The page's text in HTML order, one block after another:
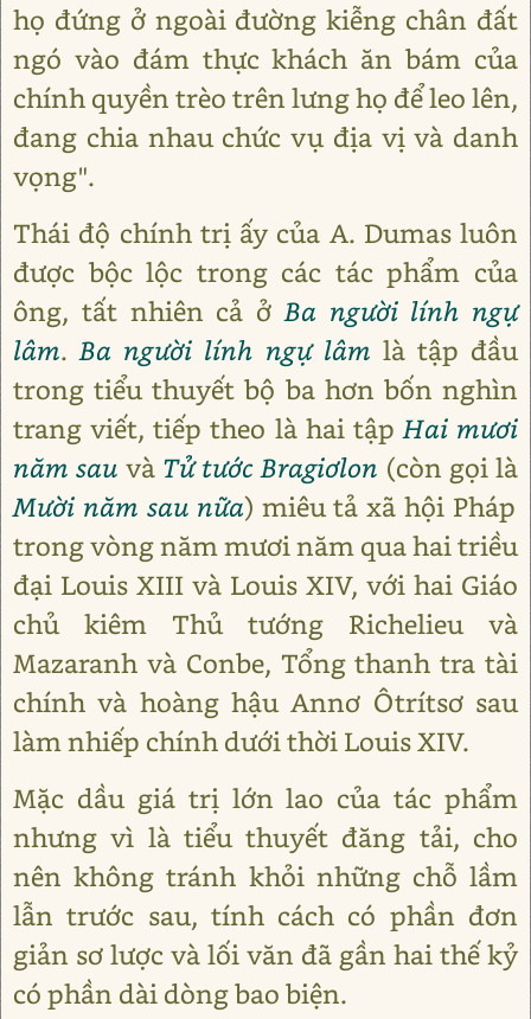
họ đứng ở ngoài đường kiễng chân đất
ngó vào đám thực khách ăn bám của
chính quyền trèo trên lưng họ để leo lên,
đang chia nhau chức vụ địa vị và danh
vọng".
Thái độ chính trị ấy của A. Dumas luôn
được bộc lộc trong các tác phẩm của
ông, tất nhiên cả ởBa người lính ngự
lâm.Ba người lính ngự lâm là tập đầu
trong tiểu thuyết bộ ba hơn bốn nghìn
trang viết, tiếp theo là hai tậpHai mươi
năm sau và Tử tước Bragiơlon (còn gọi là
Mười năm sau nữa) miêu tả xã hội Pháp
trong vòng năm mươi năm qua hai triều
đại Louis XIII và Louis XIV, với hai Giáo
chủ kiêm Thủ tướng Richelieu và
Mazaranh và Conbe, Tổng thanh tra tài
chính và hoàng hậu Annơ Ôtrítsơ sau
làm nhiếp chính dưới thời Louis XIV.
Mặc dầu giá trị lớn lao của tác phẩm
nhưng vì là tiểu thuyết đăng tải, cho
nên không tránh khỏi những chỗ lầm
lẫn trước sau, tính cách có phần đơn
giản sơ lược và lối văn đã gần hai thế kỷ
có phần dài dòng bao biện.